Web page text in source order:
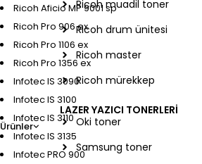
Ürünler
Ricoh muadil toner
Ricoh drum ünitesi
Ricoh master
Ricoh mürekkep
LAZER YAZICI TONERLERİ
Oki toner
Samsung toner
Ricoh Aficio MP 9001 sp
Ricoh Pro 906 ex
Ricoh Pro 1106 ex
Ricoh Pro 1356 ex
Infotec IS 3090
Infotec IS 3100
Infotec IS 3110
Infotec IS 3135
Infotec PRO 900